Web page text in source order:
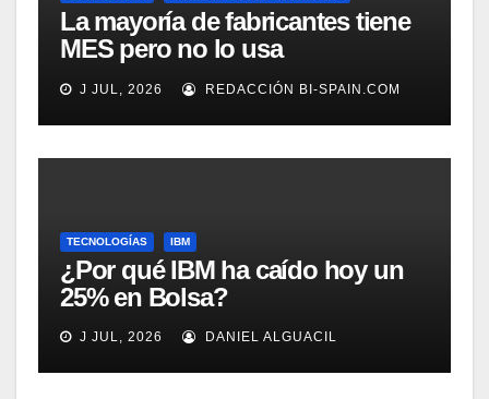
La mayoría de fabricantes tiene
MES pero no lo usa
adecuadamente, según
Rockwell Automation
J JUL, 2026 REDACCIÓN BI-SPAIN.COM
TECNOLOGÍAS IBM
¿Por qué IBM ha caído hoy un
25% en Bolsa?
J JUL, 2026 DANIEL ALGUACIL